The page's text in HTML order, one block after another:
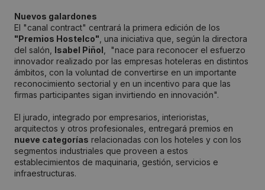
Nuevos galardones
El "canal contract" centrará la primera edición de los
"Premios Hostelco" , una iniciativa que, según la directora
del salón, Isabel Piñol , "nace para reconocer el esfuerzo
innovador realizado por las empresas hoteleras en distintos
ámbitos, con la voluntad de convertirse en un importante
reconocimiento sectorial y en un incentivo para que las
firmas participantes sigan invirtiendo en innovación".
El jurado, integrado por empresarios, interioristas,
arquitectos y otros profesionales, entregará premios en
nueve categorías relacionadas con los hoteles y con los
segmentos industriales que proveen a estos
establecimientos de maquinaria, gestión, servicios e
infraestructuras.